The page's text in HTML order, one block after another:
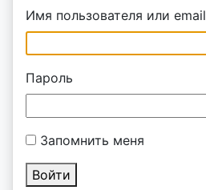
Имя пользователя или email
Пароль
Запомнить меня
Войти